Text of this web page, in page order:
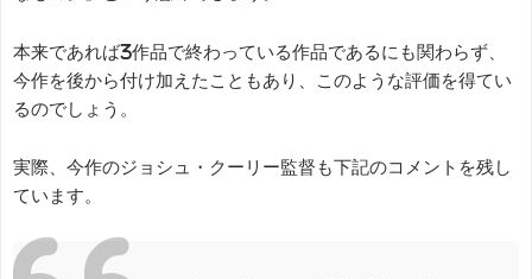
本来であれば3作品で終わっている作品であるにも関わらず、
今作を後から付け加えたこともあり、このような評価を得てい
るのでしょう。
実際、今作のジョシュ・クーリー監督も下記のコメントを残し
ています。